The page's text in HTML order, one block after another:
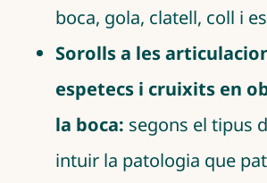
boca, gola, clatell, coll i
Sorolls a les
espetecs i cruixits en
la boca: segons el tipus
intuir la patologia que